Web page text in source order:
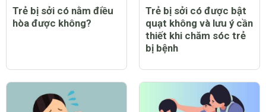
Trẻ bị sởi có nằm điều
hòa được không?
Trẻ bị sởi có được bật
quạt không và lưu ý cần
thiết khi chăm sóc trẻ
bị bệnh